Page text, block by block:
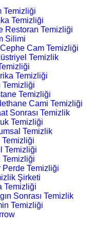
Temizliği
Temizliği
Restoran Temizliği
Silimi
Cephe Cam Temizliği
Temizlik
Temizliği
Temizliği
Temizliği
Cami Temizliği
Sonrası Temizlik
Temizliği
Temizlik
Temizliği
Temizliği
Temizliği
Perde Temizliği
Şirketi
Temizliği
Sonrası Temizlik
Temizliği